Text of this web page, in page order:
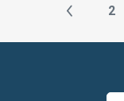
2